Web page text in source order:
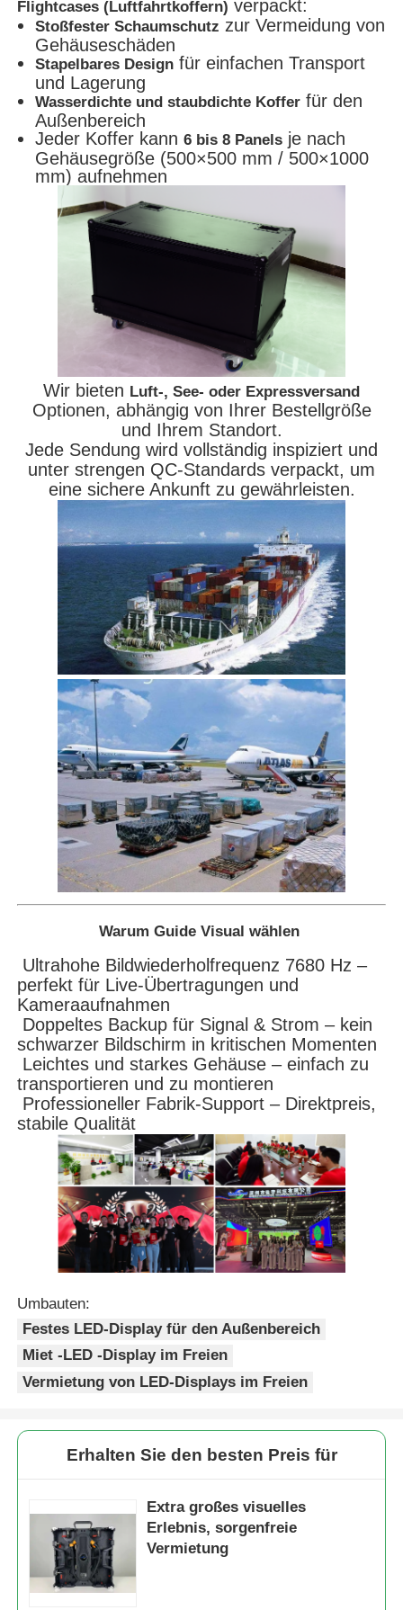
Flightcases (Luftfahrtkoffern) verpackt:
Stoßfester Schaumschutz zur Vermeidung von
Gehäuseschäden
Stapelbares Design für einfachen Transport
und Lagerung
Wasserdichte und staubdichte Koffer für den
Außenbereich
Jeder Koffer kann6 bis 8 Panels je nach
Gehäusegröße (500×500 mm / 500×1000
mm) aufnehmen
Wir bieten Luft-, See- oder Expressversand
Optionen, abhängig von Ihrer Bestellgröße
und Ihrem Standort.
Jede Sendung wird vollständig inspiziert und
unter strengen QC-Standards verpackt, um
eine sichere Ankunft zu gewährleisten.
Warum Guide Visual wählen
Ultrahohe Bildwiederholfrequenz 7680 Hz –
perfekt für Live-Übertragungen und
Kameraaufnahmen
Doppeltes Backup für Signal & Strom – kein
schwarzer Bildschirm in kritischen Momenten
Leichtes und starkes Gehäuse – einfach zu
transportieren und zu montieren
Professioneller Fabrik-Support – Direktpreis,
stabile Qualität
Umbauten:
Festes LED-Display für den Außenbereich
Miet -LED -Display im Freien
Vermietung von LED-Displays im Freien
Erhalten Sie den besten Preis für
Extra großes visuelles
Erlebnis, sorgenfreie
Vermietung